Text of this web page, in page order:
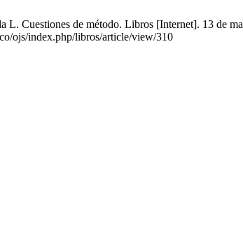
L. Cuestiones de método. Libros [Internet]. 13 de
ojs/index.php/libros/article/view/310